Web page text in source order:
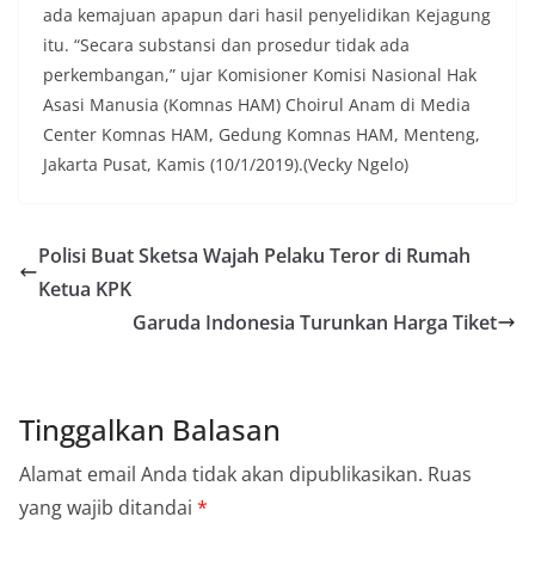
ada kemajuan apapun dari hasil penyelidikan Kejagung
itu. “Secara substansi dan prosedur tidak ada
perkembangan,” ujar Komisioner Komisi Nasional Hak
Asasi Manusia (Komnas HAM) Choirul Anam di Media
Center Komnas HAM, Gedung Komnas HAM, Menteng,
Jakarta Pusat, Kamis (10/1/2019).(Vecky Ngelo)
Polisi Buat Sketsa Wajah Pelaku Teror di Rumah
Ketua KPK
Garuda Indonesia Turunkan Harga Tiket
Tinggalkan Balasan
Alamat email Anda tidak akan dipublikasikan. Ruas
yang wajib ditandai *